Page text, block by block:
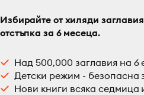
Избирайте от хиляди
отстъпка за 6 месеца.
Над 500,000 заглавия на 6
Детски режим - безопасна
Нови книги всяка седмица